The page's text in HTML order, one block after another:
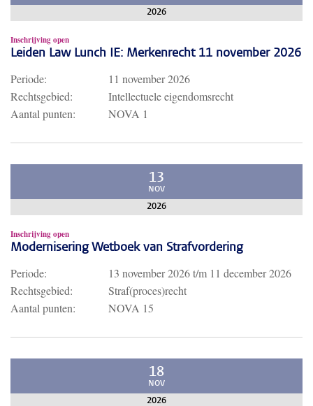
2026
Inschrijving open
Leiden Law Lunch IE: Merkenrecht 11 november 2026
Periode:
11 november 2026
Rechtsgebied:
Intellectuele eigendomsrecht
Aantal punten:
NOVA 1
13
NOV
2026
Inschrijving open
Modernisering Wetboek van Strafvordering
Periode: 13 november 2026t/m 11 december 2026
Rechtsgebied:
Straf(proces)recht
Aantal punten:
NOVA 15
18
NOV
2026